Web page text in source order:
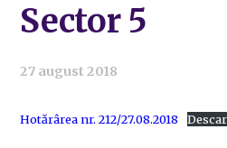
Sector 5
27 august 2018
Hotărârea nr. 212/27.08.2018